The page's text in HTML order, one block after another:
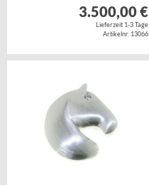
3.500,00 €
Lieferzeit 1-3 Tage
Artikelnr. 13066